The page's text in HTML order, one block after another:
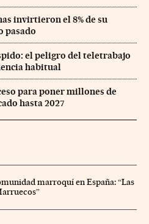
invirtieron el 8% de su
pasado
el peligro del teletrabajo
habitual
para poner millones de
hasta 2027
marroquí en España: “Las